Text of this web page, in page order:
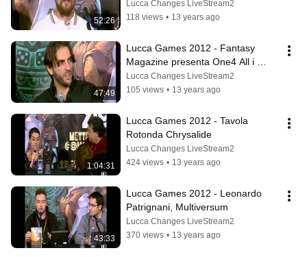
52:26
crowdfunding rivoluzionerà
l'industria ludica?
Lucca Changes LiveStream2
118 views • 13 years ago
47:49
Lucca Games 2012 - Fantasy
Magazine presenta One4 All i
moschettieri dell'arte Fantasy
italiana
Lucca Changes LiveStream2
105 views • 13 years ago
1:04:31
Lucca Games 2012 - Tavola
Rotonda Chrysalide
Lucca Changes LiveStream2
424 views • 13 years ago
43:33
Lucca Games 2012 - Leonardo
Patrignani, Multiversum
Lucca Changes LiveStream2
370 views • 13 years ago